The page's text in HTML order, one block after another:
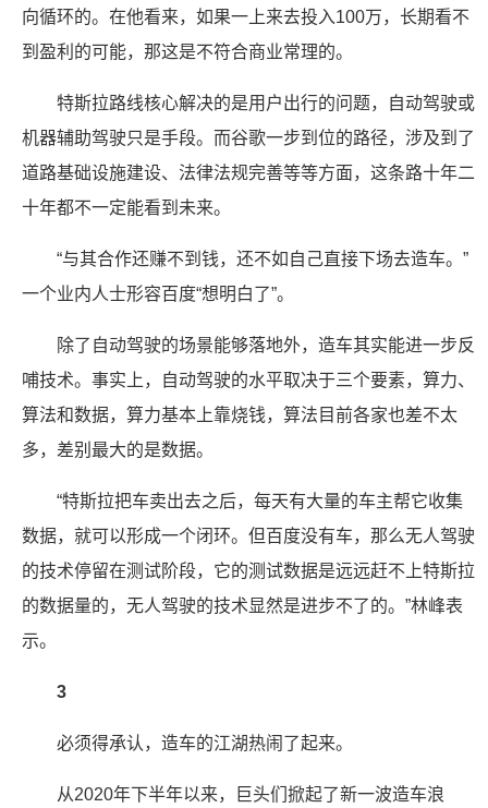
向循环的。在他看来，如果一上来去投入100万，长期看不
到盈利的可能，那这是不符合商业常理的。
特斯拉路线核心解决的是用户出行的问题，自动驾驶或
机器辅助驾驶只是手段。而谷歌一步到位的路径，涉及到了
道路基础设施建设、法律法规完善等等方面，这条路十年二
十年都不一定能看到未来。
“与其合作还赚不到钱，还不如自己直接下场去造车。”
一个业内人士形容百度“想明白了”。
除了自动驾驶的场景能够落地外，造车其实能进一步反
哺技术。事实上，自动驾驶的水平取决于三个要素，算力、
算法和数据，算力基本上靠烧钱，算法目前各家也差不太
多，差别最大的是数据。
“特斯拉把车卖出去之后，每天有大量的车主帮它收集
数据，就可以形成一个闭环。但百度没有车，那么无人驾驶
的技术停留在测试阶段，它的测试数据是远远赶不上特斯拉
的数据量的，无人驾驶的技术显然是进步不了的。”林峰表
示。
3
必须得承认，造车的江湖热闹了起来。
从2020年下半年以来，巨头们掀起了新一波造车浪